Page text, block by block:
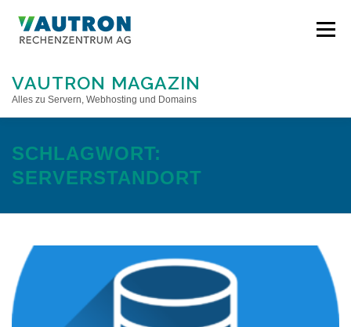
Inhalt
VAUTRON MAGAZIN
Alles zu Servern, Webhosting und Domains
Menü
STARTSEITE
SCHLAGWORT:
SERVERSTANDORT